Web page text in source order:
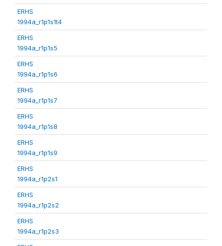
ERHS
1994a_r1p1s1t4
ERHS
1994a_r1p1s5
ERHS
1994a_r1p1s6
ERHS
1994a_r1p1s7
ERHS
1994a_r1p1s8
ERHS
1994a_r1p1s9
ERHS
1994a_r1p2s1
ERHS
1994a_r1p2s2
ERHS
1994a_r1p2s3